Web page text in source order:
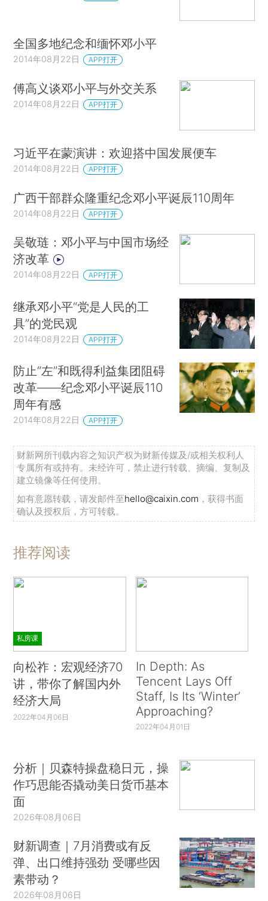
全国多地纪念和缅怀邓小平
2014年08月22日 APP打开
傅高义谈邓小平与外交关系
2014年08月22日 APP打开
习近平在蒙演讲：欢迎搭中国发展便车
2014年08月22日 APP打开
广西干部群众隆重纪念邓小平诞辰110周年
2014年08月22日 APP打开
吴敬琏：邓小平与中国市场经
济改革
2014年08月22日 APP打开
继承邓小平“党是人民的工
具”的党民观
2014年08月22日 APP打开
防止“左”和既得利益集团阻碍
改革——纪念邓小平诞辰110
周年有感
2014年08月22日 APP打开
财新网所刊载内容之知识产权为财新传媒及/或相关权利人
专属所有或持有。未经许可，禁止进行转载、摘编、复制及
建立镜像等任何使用。
如有意愿转载，请发邮件至hello@caixin.com ，获得书面
确认及授权后，方可转载。
推荐阅读
私房课
向松祚：宏观经济70
讲，带你了解国内外
经济大局
2022年04月06日
In Depth: As
Tencent Lays Off
Staff, Is Its ‘Winter’
Approaching?
2022年04月01日
分析｜贝森特操盘稳日元，操
作巧思能否撬动美日货币基本
面
2026年08月06日
财新调查｜7月消费或有反
弹、出口维持强劲 受哪些因
素带动？
2026年08月06日